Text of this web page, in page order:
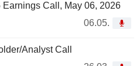
Call, May 06, 2026
06.05.
Analyst Call